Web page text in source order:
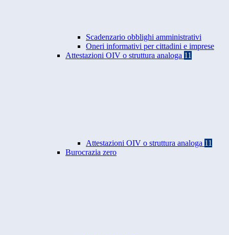
Scadenzario obblighi amministrativi
Oneri informativi per cittadini e imprese
Attestazioni OIV o struttura analoga 11
Attestazioni OIV o struttura analoga 11
Burocrazia zero